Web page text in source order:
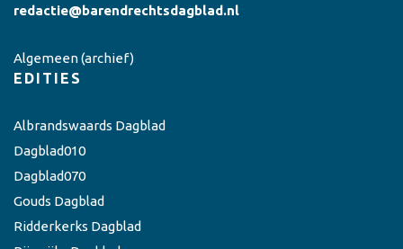
redactie@barendrechtsdagblad.nl
Algemeen(archief)
EDITIES
Albrandswaards Dagblad
Dagblad010
Dagblad070
Gouds Dagblad
Ridderkerks Dagblad